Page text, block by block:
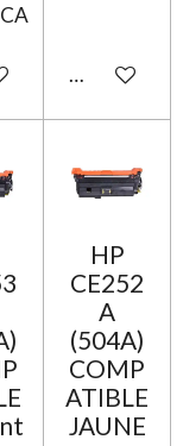
au panierAjouter au
HP
CE252
A
(504A)
COMP
ATIBLE
JAUNE